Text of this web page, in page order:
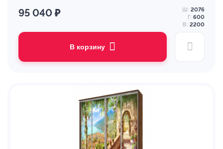
95 040 ₽ Ш: 2076
Г: 600
В: 2200
В корзину